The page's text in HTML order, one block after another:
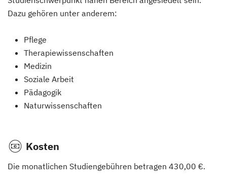
Dazu gehören unter anderem:
Pflege
Therapiewissenschaften
Medizin
Soziale Arbeit
Pädagogik
Naturwissenschaften
Kosten
Die monatlichen Studiengebühren betragen 430,00 €.